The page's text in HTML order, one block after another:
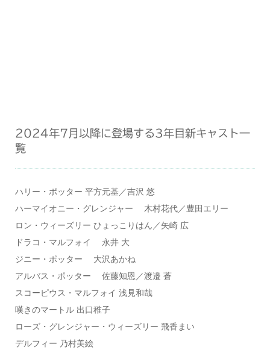
2024年7月以降に登場する3年目新キャスト一
覧
ハリー・ポッター 平方元基／吉沢 悠
ハーマイオニー・グレンジャー 木村花代／豊田エリー
ロン・ウィーズリー ひょっこりはん／矢崎 広
ドラコ・マルフォイ 永井 大
ジニー・ポッター 大沢あかね
アルバス・ポッター 佐藤知恩／渡邉 蒼
スコーピウス・マルフォイ 浅見和哉
嘆きのマートル 出口稚子
ローズ・グレンジャー・ウィーズリー 飛香まい
デルフィー 乃村美絵